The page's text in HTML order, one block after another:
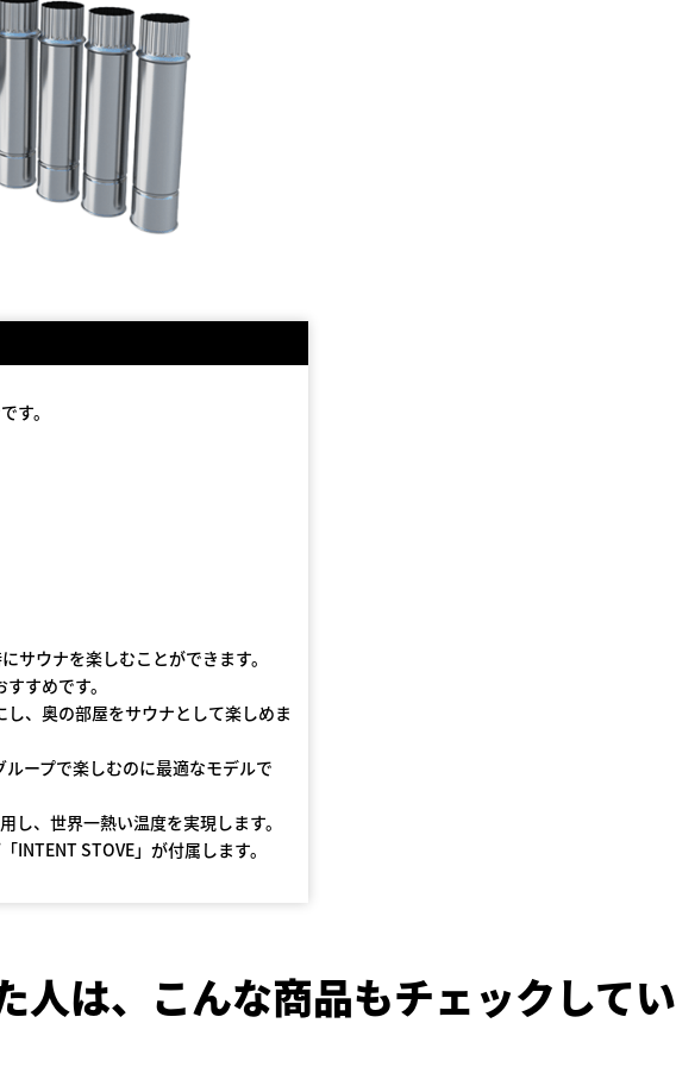
す。
サウナを楽しむことができます。
すめです。
、奥の部屋をサウナとして楽しめま
ープで楽しむのに最適なモデルで
し、世界一熱い温度を実現します。
STOVE」が付属します。
は、 こんな商品もチェックしてい